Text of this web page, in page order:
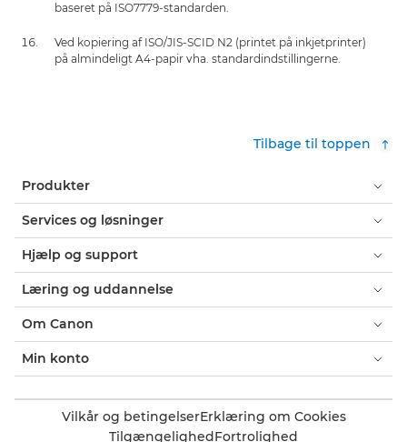
baseret på ISO7779-standarden.
Ved kopiering af ISO/JIS-SCID N2 (printet på inkjetprinter)
på almindeligt A4-papir vha. standardindstillingerne.
Tilbage til toppen
Produkter
Services og løsninger
Hjælp og support
Læring og uddannelse
Om Canon
Min konto
Vilkår og betingelserErklæring om Cookies
TilgængelighedFortrolighed